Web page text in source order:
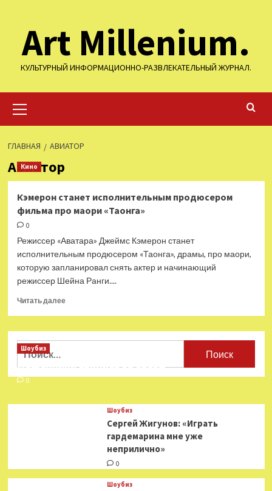
содержимому
Art Millenium.
КУЛЬТУРНЫЙ ИНФОРМАЦИОННО-РАЗВЛЕКАТЕЛЬНЫЙ ЖУРНАЛ.
меню
ГЛАВНАЯ АВИАТОР
Авиатор
Кино
Кэмерон станет исполнительным продюсером
фильма про маори «Таонга»
0
Режиссер «Аватара» Джеймс Кэмерон станет
исполнительным продюсером «Таонга», драмы, про маори,
которую запланировал снять актер и начинающий
режиссер Шейна Ранги....
Читать далееПрочитать
Кэмерон
продюсером
фильма
маори
Найти:
Шоубиз
Мошенники взялись за звезд
0
Шоубиз
Сергей Жигунов: «Играть
гардемарина мне уже
неприлично»
0
Шоубиз